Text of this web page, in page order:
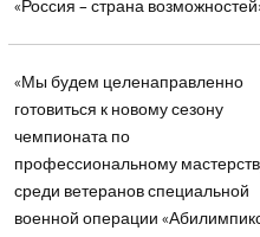
«Россия – страна
«Мы будем целенаправленно
готовиться к новому сезону
чемпионата по
профессиональному
среди ветеранов специальной
военной операции